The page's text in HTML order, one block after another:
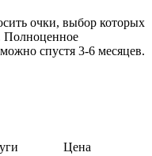
очки, выбор которых
Полноценное
спустя 3-6 месяцев.
Цена